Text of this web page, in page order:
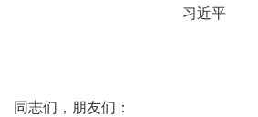
习近平
同志们，朋友们：